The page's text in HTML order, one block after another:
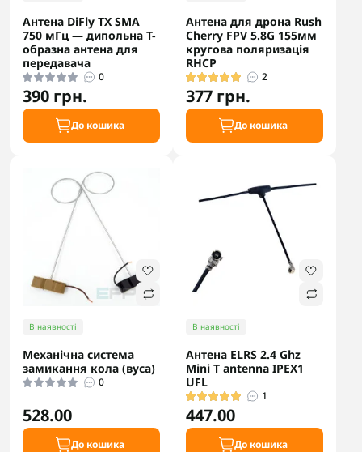
Антена DiFly TX SMA
750 мГц — дипольна T-
образна антена для
передавача
0
390 грн.
До кошика
Антена для дрона Rush
Cherry FPV 5.8G 155мм
кругова поляризація
RHCP
2
377 грн.
До кошика
В наявності
Механічна система
замикання кола (вуса)
0
528.00
До кошика
В наявності
Антена ELRS 2.4 Ghz
Mini T antenna IPEX1
UFL
1
447.00
До кошика